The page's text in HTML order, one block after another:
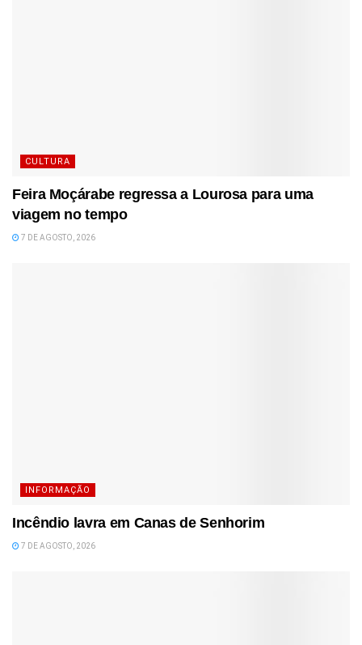
CULTURA
Feira Moçárabe regressa a Lourosa para uma
viagem no tempo
7 DE AGOSTO, 2026
INFORMAÇÃO
Incêndio lavra em Canas de Senhorim
7 DE AGOSTO, 2026